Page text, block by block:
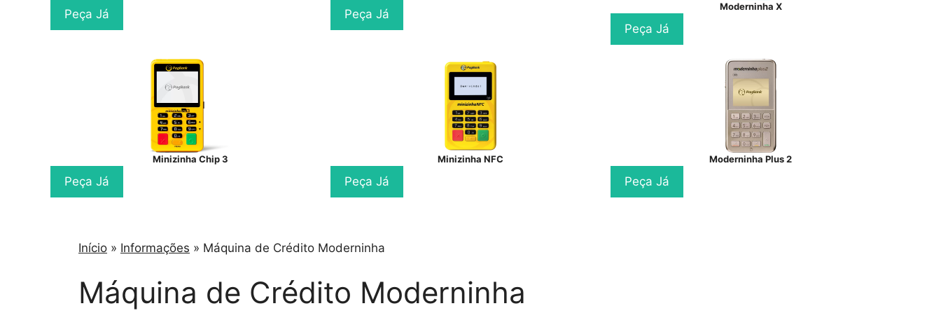
Peça Já Peça Já
Moderninha X
Peça Já
Minizinha Chip 3
Peça Já
Minizinha NFC
Peça Já
Moderninha Plus 2
Peça Já
Início » Informações » Máquina de Crédito Moderninha
Máquina de Crédito Moderninha